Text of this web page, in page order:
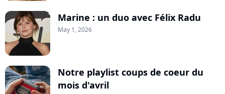
Marine : un duo avec Félix Radu
May 1, 2026
Notre playlist coups de coeur du
mois d'avril